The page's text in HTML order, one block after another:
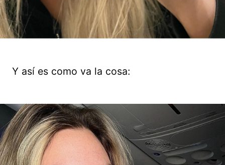
Y así es como va la cosa: